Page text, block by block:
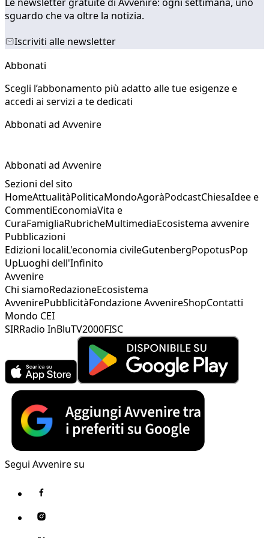
sguardo che va oltre la notizia.
Iscriviti alle newsletter
Abbonati
Scegli l’abbonamento più adatto alle tue esigenze e
accedi ai servizi a te dedicati
Abbonati ad Avvenire
Abbonati ad Avvenire
Sezioni del sito
HomeAttualitàPoliticaMondoAgoràPodcastChiesaIdee e
CommentiEconomiaVita e
CuraFamigliaRubricheMultimediaEcosistema avvenire
Pubblicazioni
Edizioni localiL'economia civileGutenbergPopotusPop
UpLuoghi dell'Infinito
Avvenire
Chi siamoRedazioneEcosistema
AvvenirePubblicitàFondazione AvvenireShopContatti
Mondo CEI
SIRRadio InBluTV2000FISC
Segui Avvenire su